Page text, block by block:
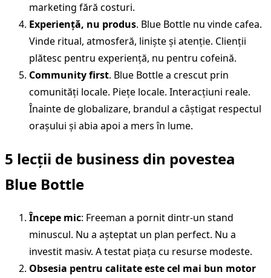
marketing fără costuri.
Experiență, nu produs. Blue Bottle nu vinde cafea.
Vinde ritual, atmosferă, liniște și atenție. Clienții
plătesc pentru experiență, nu pentru cofeină.
Community first. Blue Bottle a crescut prin
comunități locale. Piețe locale. Interacțiuni reale.
Înainte de globalizare, brandul a câștigat respectul
orașului și abia apoi a mers în lume.
5 lecții de business din povestea
Blue Bottle
Începe mic: Freeman a pornit dintr-un stand
minuscul. Nu a așteptat un plan perfect. Nu a
investit masiv. A testat piața cu resurse modeste.
Obsesia pentru calitate este cel mai bun motor